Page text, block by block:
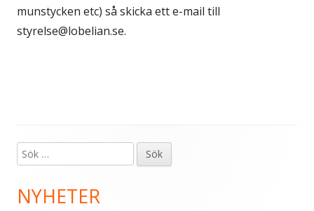
munstycken etc) så skicka ett e-mail till
styrelse@lobelian.se.
Primär
sidopanel
Sök
efter:
NYHETER